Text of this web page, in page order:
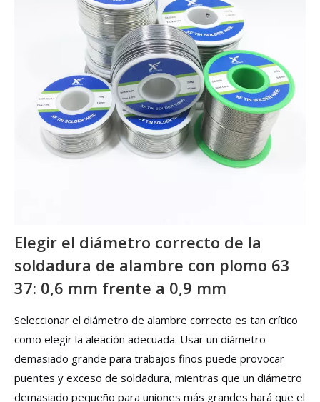
Elegir el diámetro correcto de la
soldadura de alambre con plomo 63
37: 0,6 mm frente a 0,9 mm
Seleccionar el diámetro de alambre correcto es tan crítico
como elegir la aleación adecuada. Usar un diámetro
demasiado grande para trabajos finos puede provocar
puentes y exceso de soldadura, mientras que un diámetro
demasiado pequeño para uniones más grandes hará que el